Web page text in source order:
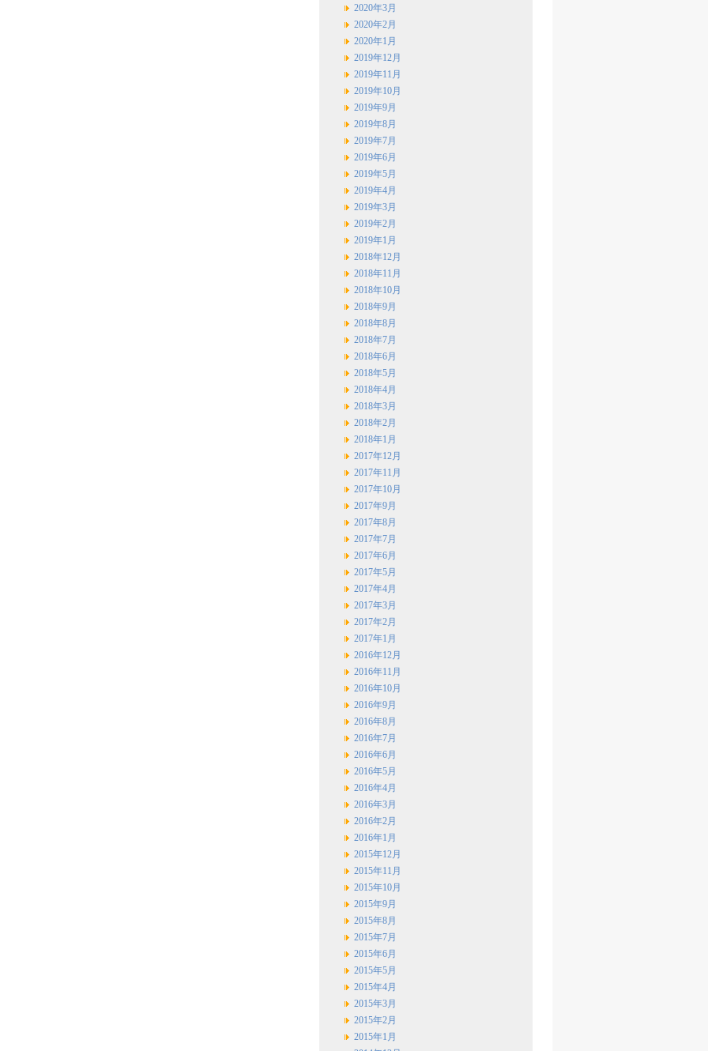
2020年3月
2020年2月
2020年1月
2019年12月
2019年11月
2019年10月
2019年9月
2019年8月
2019年7月
2019年6月
2019年5月
2019年4月
2019年3月
2019年2月
2019年1月
2018年12月
2018年11月
2018年10月
2018年9月
2018年8月
2018年7月
2018年6月
2018年5月
2018年4月
2018年3月
2018年2月
2018年1月
2017年12月
2017年11月
2017年10月
2017年9月
2017年8月
2017年7月
2017年6月
2017年5月
2017年4月
2017年3月
2017年2月
2017年1月
2016年12月
2016年11月
2016年10月
2016年9月
2016年8月
2016年7月
2016年6月
2016年5月
2016年4月
2016年3月
2016年2月
2016年1月
2015年12月
2015年11月
2015年10月
2015年9月
2015年8月
2015年7月
2015年6月
2015年5月
2015年4月
2015年3月
2015年2月
2015年1月